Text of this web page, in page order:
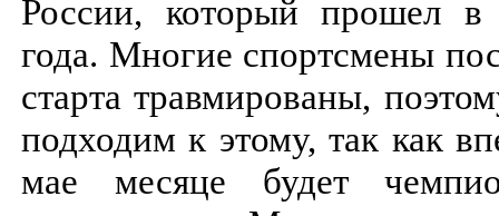
России, который прошел в
года. Многие спортсмены
старта травмированы,
подходим к этому, так как
мае месяце будет